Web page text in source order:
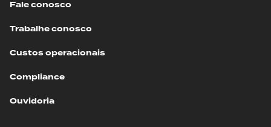
Fale conosco
Trabalhe conosco
Custos operacionais
Compliance
Ouvidoria